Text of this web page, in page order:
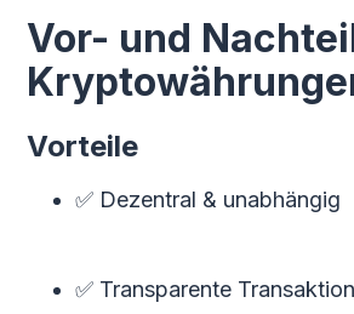
Vor- und
Vorteile
✅ Dezentral & unabhängig
✅ Transparente